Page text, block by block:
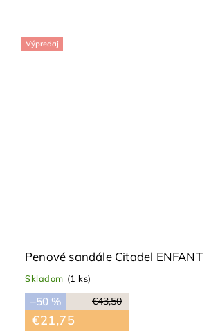
Výpredaj
Penové sandále Citadel ENFANT
Skladom (1 ks)
€43,50
–50 %
€21,75